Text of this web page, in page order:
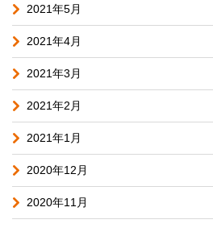
2021年5月
2021年4月
2021年3月
2021年2月
2021年1月
2020年12月
2020年11月